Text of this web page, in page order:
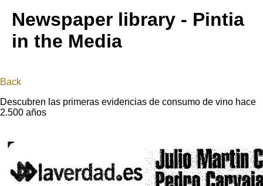
Newspaper library - Pintia
in the Media
Back
Descubren las primeras evidencias de consumo de vino hace
2.500 años